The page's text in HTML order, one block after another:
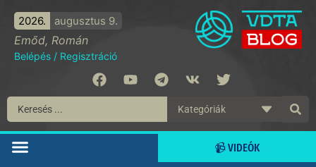
2026. augusztus 9.
Emőd, Román
Belépés / Regisztráció
📹 VIDEÓK